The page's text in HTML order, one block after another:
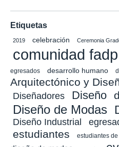
Etiquetas
2019 celebración Ceremonia
comunidad fadp
egresados
desarrollo humano
Arquitectónico y
Diseñadores Diseño
Diseño de Modas
Diseño Industrial
estudiantes estudiantes